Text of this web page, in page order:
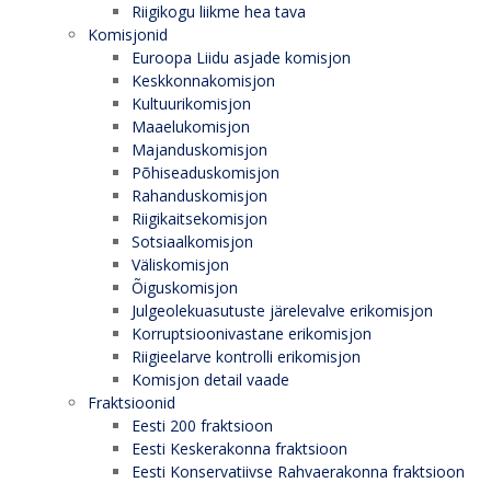
Riigikogu liikme hea tava
Komisjonid
Euroopa Liidu asjade komisjon
Keskkonnakomisjon
Kultuurikomisjon
Maaelukomisjon
Majanduskomisjon
Põhiseaduskomisjon
Rahanduskomisjon
Riigikaitsekomisjon
Sotsiaalkomisjon
Väliskomisjon
Õiguskomisjon
Julgeolekuasutuste järelevalve erikomisjon
Korruptsioonivastane erikomisjon
Riigieelarve kontrolli erikomisjon
Komisjon detail vaade
Fraktsioonid
Eesti 200 fraktsioon
Eesti Keskerakonna fraktsioon
Eesti Konservatiivse Rahvaerakonna fraktsioon